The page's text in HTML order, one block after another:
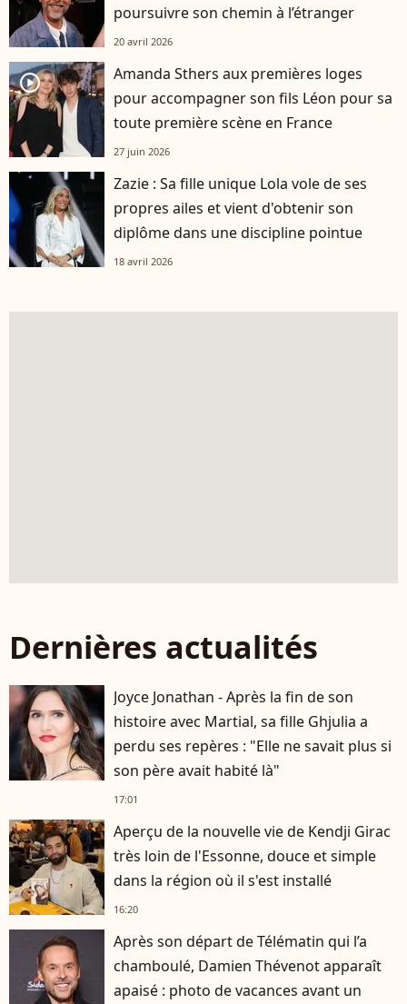
poursuivre son chemin à l’étranger
20 avril 2026
player2
Amanda Sthers aux premières loges
pour accompagner son fils Léon pour sa
toute première scène en France
27 juin 2026
Zazie : Sa fille unique Lola vole de ses
propres ailes et vient d'obtenir son
diplôme dans une discipline pointue
18 avril 2026
Dernières actualités
Joyce Jonathan - Après la fin de son
histoire avec Martial, sa fille Ghjulia a
perdu ses repères : "Elle ne savait plus si
son père avait habité là"
17:01
Aperçu de la nouvelle vie de Kendji Girac
très loin de l'Essonne, douce et simple
dans la région où il s'est installé
16:20
Après son départ de Télématin qui l’a
chamboulé, Damien Thévenot apparaît
apaisé : photo de vacances avant un